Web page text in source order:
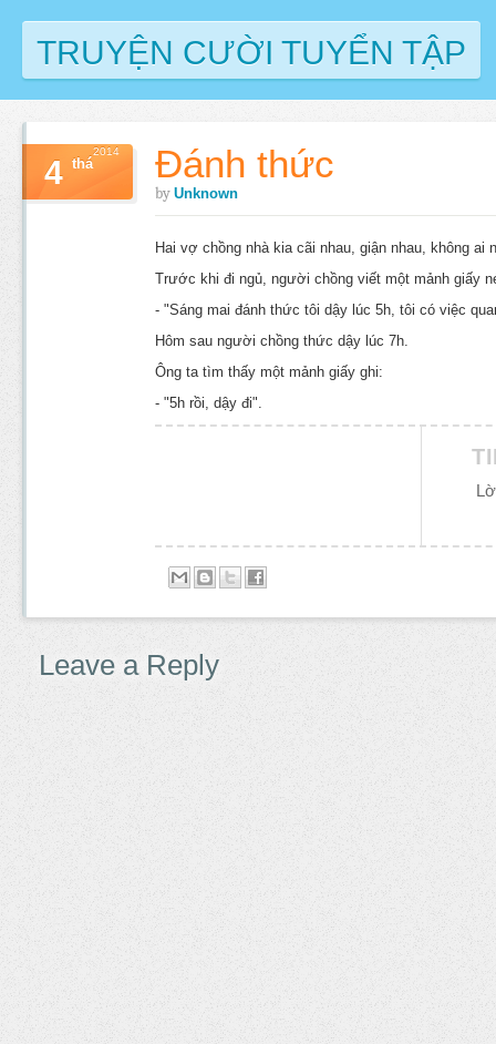
TRUYỆN CƯỜI TUYỂN TẬP
Đánh thức
by Unknown
4 thá
2014
Hai vợ chồng nhà kia cãi nhau, giận nhau, không ai
Trước khi đi ngủ, người chồng viết một mảnh giấy
- "Sáng mai đánh thức tôi dậy lúc 5h, tôi có việc
Hôm sau người chồng thức dậy lúc 7h.
Ông ta tìm thấy một mảnh giấy ghi:
- "5h rồi, dậy đi".
Leave a Reply